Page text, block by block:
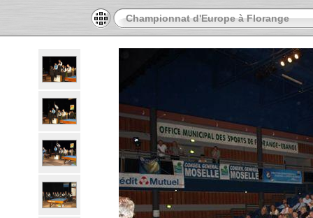
Championnat d'Europe à Florange